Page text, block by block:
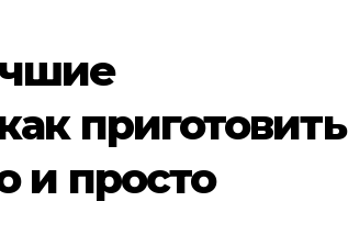
приготовить
и просто